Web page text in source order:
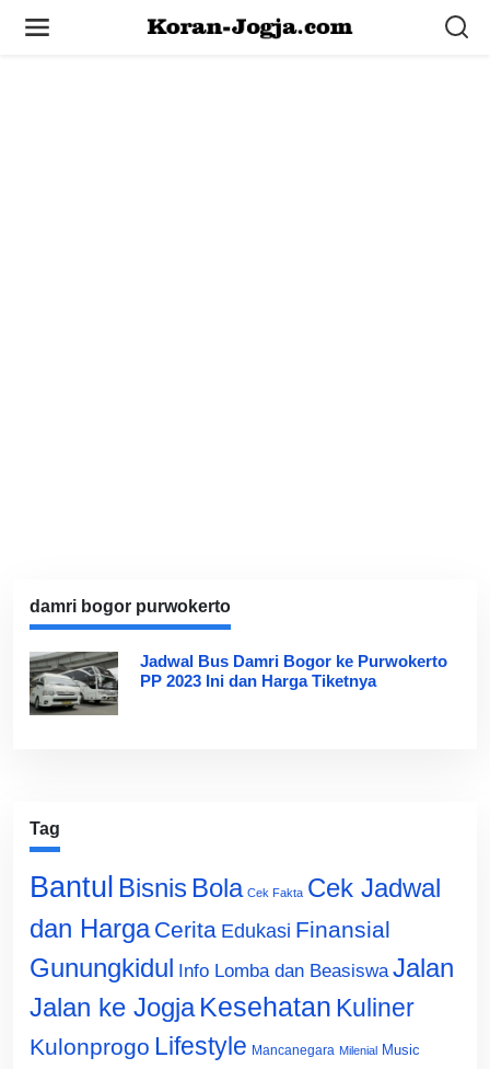
damri bogor purwokerto
Jadwal Bus Damri Bogor ke Purwokerto
PP 2023 Ini dan Harga Tiketnya
Tag
Bantul Bisnis Bola Cek Fakta Cek Jadwal
dan Harga Cerita Edukasi Finansial
Gunungkidul Info Lomba dan Beasiswa Jalan
Jalan ke Jogja Kesehatan Kuliner
Kulonprogo Lifestyle Mancanegara Milenial Music